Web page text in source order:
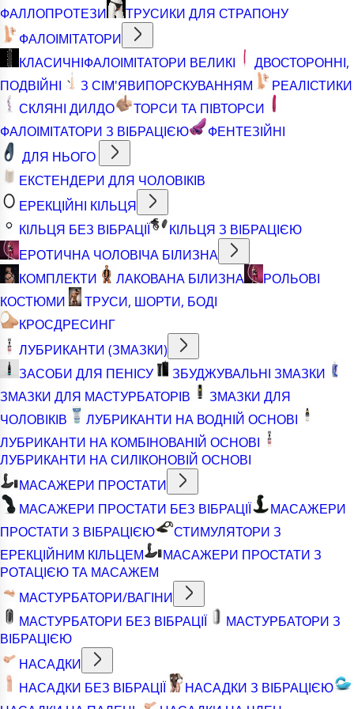
ФАЛЛОПРОТЕЗИ
ТРУСИКИ ДЛЯ СТРАПОНУ
ФАЛОІМІТАТОРИ
КЛАСИЧНІФАЛОІМІТАТОРИ ВЕЛИКІ
ДВОСТОРОННІ,
ПОДВІЙНІ
З СІМ'ЯВИПОРСКУВАННЯМ
РЕАЛІСТИКИ
СКЛЯНІ ДИЛДО
ТОРСИ ТА ПІВТОРСИ
ФАЛОІМІТАТОРИ З ВІБРАЦІЄЮ
ФЕНТЕЗІЙНІ
ДЛЯ НЬОГО
ЕКСТЕНДЕРИ ДЛЯ ЧОЛОВІКІВ
ЕРЕКЦІЙНІ КІЛЬЦЯ
КІЛЬЦЯ БЕЗ ВІБРАЦІЇ
КІЛЬЦЯ З ВІБРАЦІЄЮ
ЕРОТИЧНА ЧОЛОВІЧА БІЛИЗНА
КОМПЛЕКТИ
ЛАКОВАНА БІЛИЗНА
РОЛЬОВІ
КОСТЮМИ
ТРУСИ, ШОРТИ, БОДІ
КРОСДРЕСИНГ
ЛУБРИКАНТИ (ЗМАЗКИ)
ЗАСОБИ ДЛЯ ПЕНІСУ
ЗБУДЖУВАЛЬНІ ЗМАЗКИ
ЗМАЗКИ ДЛЯ МАСТУРБАТОРІВ
ЗМАЗКИ ДЛЯ
ЧОЛОВІКІВ
ЛУБРИКАНТИ НА ВОДНІЙ ОСНОВІ
ЛУБРИКАНТИ НА КОМБІНОВАНІЙ ОСНОВІ
ЛУБРИКАНТИ НА СИЛІКОНОВІЙ ОСНОВІ
МАСАЖЕРИ ПРОСТАТИ
МАСАЖЕРИ ПРОСТАТИ БЕЗ ВІБРАЦІЇ
МАСАЖЕРИ
ПРОСТАТИ З ВІБРАЦІЄЮ
СТИМУЛЯТОРИ З
ЕРЕКЦІЙНИМ КІЛЬЦЕМ
МАСАЖЕРИ ПРОСТАТИ З
РОТАЦІЄЮ ТА МАСАЖЕМ
МАСТУРБАТОРИ/ВАГІНИ
МАСТУРБАТОРИ БЕЗ ВІБРАЦІЇ
МАСТУРБАТОРИ З
ВІБРАЦІЄЮ
НАСАДКИ
НАСАДКИ БЕЗ ВІБРАЦІЇ
НАСАДКИ З ВІБРАЦІЄЮ